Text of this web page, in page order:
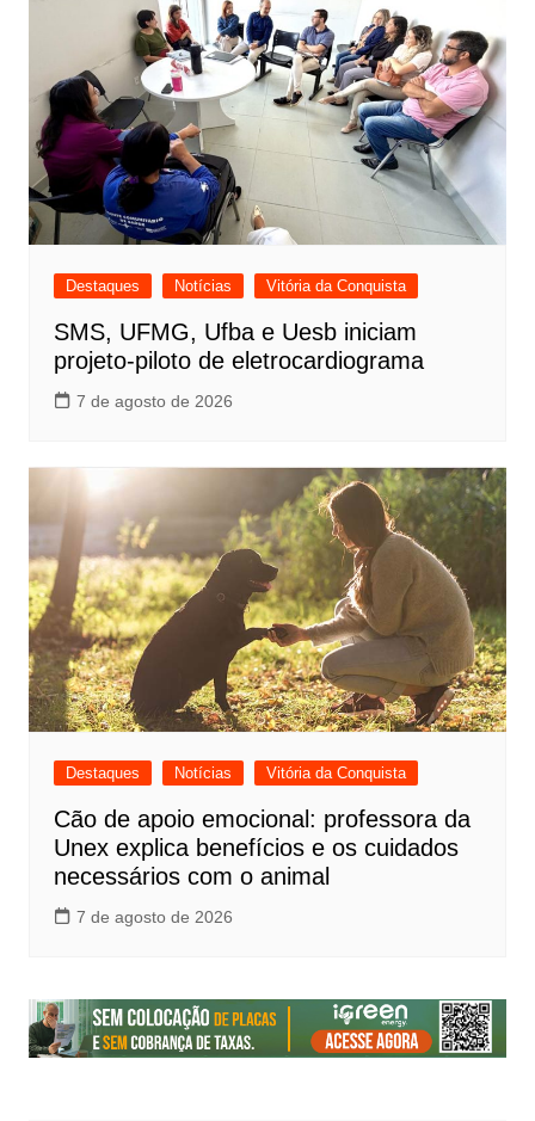
Destaques Notícias Vitória da Conquista
SMS, UFMG, Ufba e Uesb iniciam
projeto-piloto de eletrocardiograma
7 de agosto de 2026
Destaques Notícias Vitória da Conquista
Cão de apoio emocional: professora da
Unex explica benefícios e os cuidados
necessários com o animal
7 de agosto de 2026